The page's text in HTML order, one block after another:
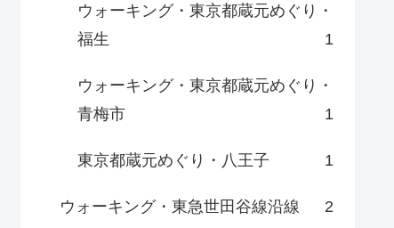
ウォーキング・東京都蔵元めぐり・
福生
1
ウォーキング・東京都蔵元めぐり・
青梅市
1
東京都蔵元めぐり・八王子 1
ウォーキング・東急世田谷線沿線 2